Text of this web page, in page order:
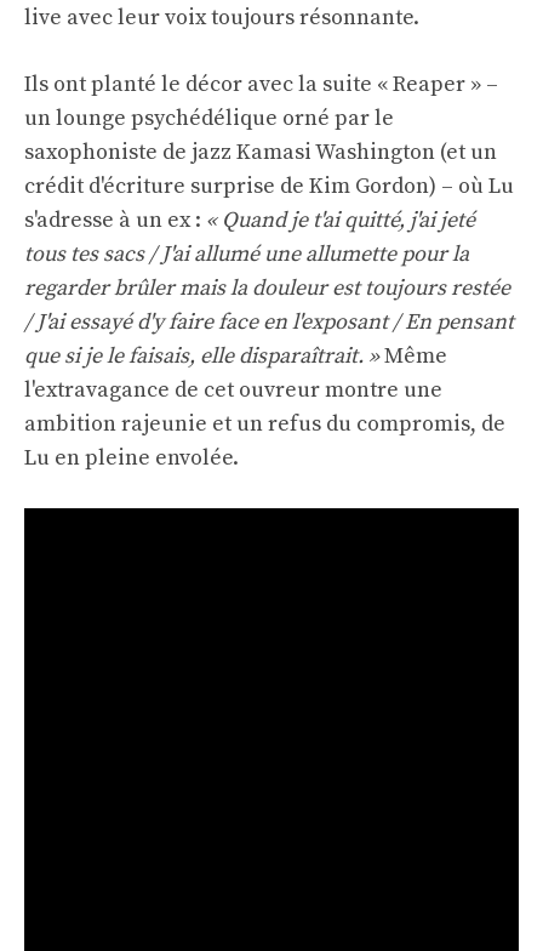
live avec leur voix toujours résonnante.
Ils ont planté le décor avec la suite « Reaper » –
un lounge psychédélique orné par le
saxophoniste de jazz Kamasi Washington (et un
crédit d'écriture surprise de Kim Gordon) – où Lu
s'adresse à un ex : « Quand je t'ai quitté, j'ai jeté
tous tes sacs / J'ai allumé une allumette pour la
regarder brûler mais la douleur est toujours restée
/ J'ai essayé d'y faire face en l'exposant / En pensant
que si je le faisais, elle disparaîtrait. »Même
l'extravagance de cet ouvreur montre une
ambition rajeunie et un refus du compromis, de
Lu en pleine envolée.